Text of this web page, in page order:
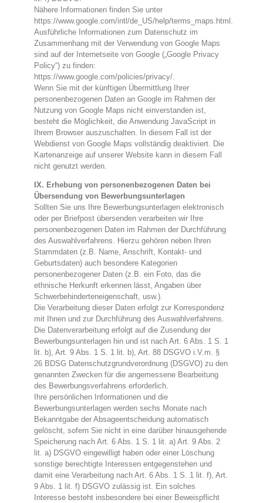
Nähere Informationen finden Sie unter
https://www.google.com/intl/de_US/help/terms_maps.html.
Ausführliche Informationen zum Datenschutz im
Zusammenhang mit der Verwendung von Google Maps
sind auf der Internetseite von Google („Google Privacy
Policy“) zu finden:
https://www.google.com/policies/privacy/.
Wenn Sie mit der künftigen Übermittlung Ihrer
personenbezogenen Daten an Google im Rahmen der
Nutzung von Google Maps nicht einverstanden ist,
besteht die Möglichkeit, die Anwendung JavaScript in
Ihrem Browser auszuschalten. In diesem Fall ist der
Webdienst von Google Maps vollständig deaktiviert. Die
Kartenanzeige auf unserer Website kann in diesem Fall
nicht genutzt werden.
IX. Erhebung von personenbezogenen Daten bei
Übersendung von Bewerbungsunterlagen
Sollten Sie uns Ihre Bewerbungsunterlagen elektronisch
oder per Briefpost übersenden verarbeiten wir Ihre
personenbezogenen Daten im Rahmen der Durchführung
des Auswahlverfahrens. Hierzu gehören neben Ihren
Stammdaten (z.B. Name, Anschrift, Kontakt- und
Geburtsdaten) auch besondere Kategorien
personenbezogener Daten (z.B. ein Foto, das die
ethnische Herkunft erkennen lässt, Angaben über
Schwerbehinderteneigenschaft, usw.).
Die Verarbeitung dieser Daten erfolgt zur Korrespondenz
mit Ihnen und zur Durchführung des Auswahlverfahrens.
Die Datenverarbeitung erfolgt auf die Zusendung der
Bewerbungsunterlagen hin und ist nach Art. 6 Abs. 1 S. 1
lit. b), Art. 9 Abs. 1 S. 1 lit. b), Art. 88 DSGVO i.V.m. §
26 BDSG Datenschutzgrundverordnung (DSGVO) zu den
genannten Zwecken für die angemessene Bearbeitung
des Bewerbungsverfahrens erforderlich.
Ihre persönlichen Informationen und die
Bewerbungsunterlagen werden sechs Monate nach
Bekanntgabe der Absageentscheidung automatisch
gelöscht, sofern Sie nicht in eine darüber hinausgehende
Speicherung nach Art. 6 Abs. 1 S. 1 lit. a) Art. 9 Abs. 2
lit. a) DSGVO eingewilligt haben oder einer Löschung
sonstige berechtigte Interessen entgegenstehen und
damit eine Verarbeitung nach Art. 6 Abs. 1 S. 1 lit. f), Art.
9 Abs. 1 lit. f) DSGVO zulässig ist. Ein solches
Interesse besteht insbesondere bei einer Beweispflicht